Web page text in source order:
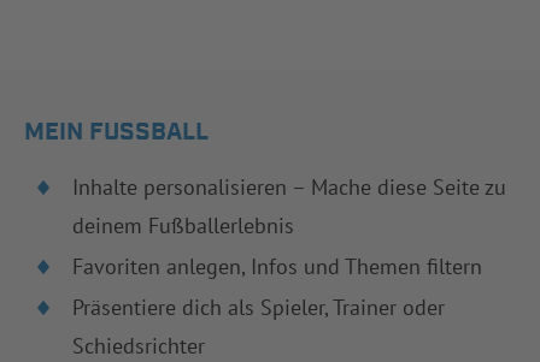
MEIN FUSSBALL
Inhalte personalisieren – Mache diese Seite zu
deinem Fußballerlebnis
Favoriten anlegen, Infos und Themen filtern
Präsentiere dich als Spieler, Trainer oder
Schiedsrichter